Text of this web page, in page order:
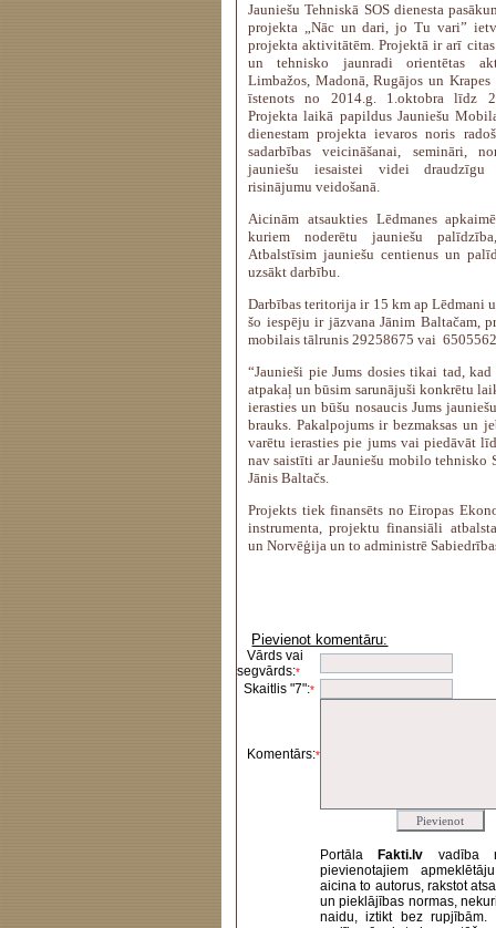
Jauniešu Tehniskā SOS dienesta
projekta „Nāc un dari, jo Tu vari”
projekta aktivitātēm. Projektā ir arī
un tehnisko jaunradi orientētas
Limbažos, Madonā, Rugājos un
īstenots no 2014.g. 1.oktobra līdz
Projekta laikā papildus Jauniešu
dienestam projekta ievaros noris
sadarbības veicināšanai, semināri,
jauniešu iesaistei videi draudzīgu
risinājumu veidošanā.
Aicinām atsaukties Lēdmanes
kuriem noderētu jauniešu
Atbalstīsim jauniešu centienus un
uzsākt darbību.
Darbības teritorija ir 15 km ap Lēdmani
šo iespēju ir jāzvana Jānim Baltačam,
mobilais tālrunis 29258675 vai
“Jaunieši pie Jums dosies tikai tad,
atpakaļ un būsim sarunājuši konkrētu
ierasties un būšu nosaucis Jums
brauks. Pakalpojums ir bezmaksas un
varētu ierasties pie jums vai piedāvāt
nav saistīti ar Jauniešu mobilo tehnisko
Jānis Baltačs.
Projekts tiek finansēts no Eiropas
instrumenta, projektu finansiāli
un Norvēģija un to administrē
Pievienot komentāru:
Vārds vai
segvārds:*
Skaitlis "7":*
Komentārs:*
Portāla Fakti.lv vadība
pievienotajiem
aicina to autorus, rakstot
un pieklājības normas,
naidu, iztikt bez rupjībām.